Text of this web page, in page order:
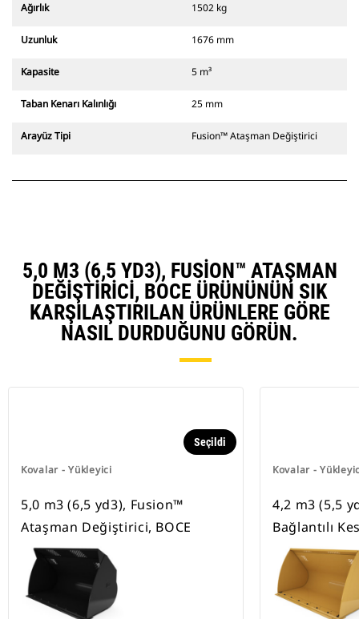
Ağırlık 1502 kg
Uzunluk 1676 mm
Kapasite 5 m³
Taban Kenarı Kalınlığı 25 mm
Arayüz Tipi Fusion™ Ataşman Değiştirici
5,0 M3 (6,5 YD3), FUSION™ ATAŞMAN
DEĞIŞTIRICI, BOCE ÜRÜNÜNÜN SIK
KARŞILAŞTIRILAN ÜRÜNLERE GÖRE
NASIL DURDUĞUNU GÖRÜN.
Kovalar - Yükleyici
Seçildi
5,0 m3 (6,5 yd3), Fusion™
Ataşman Değiştirici, BOCE
Kovalar -
4,2 m3 (5,5
Bağlantılı